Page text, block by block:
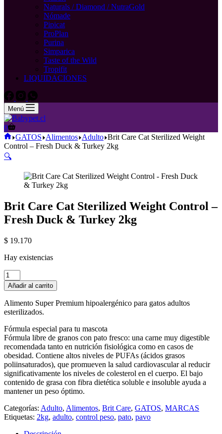
Naturals / Diamond / NutraGold
Nómade
Pipicat
ProPlan
Purina
Simparica
Taste of the Wild
Tropifit
LIQUIDACIONES
Menú
Carro
de
compra
0
Inicio
GATOS Alimentos Adulto Brit Care Cat Sterilized Weight
Control – Fresh Duck & Turkey 2kg
🔍
Brit Care Cat Sterilized Weight Control –
Fresh Duck & Turkey 2kg
$ 19.170
Hay existencias
Brit
Care
Cat
Sterilized
Weight
-
Fresh
Duck
&
Turkey
2kg
cantidad
Añadir al carrito
Alimento Super Premium hipoalergénico para gatos adultos
esterilizados.
Fórmula especial para tu mascota
Fórmula libre de granos con pato fresco: una carne muy digestible
recomendada tanto en nutrición fisiológica como en casos de
obesidad. Contiene altos niveles de PUFAs (ácidos grasos
poliinsaturados), que promueven la salud cardiovascular al reducir
significativamente los niveles de colesterol en el cuerpo. El bajo
contenido de grasa con fibra dietética soluble e insoluble ayuda a
mantener un peso óptimo.
Categorías: Adulto, Alimentos, Brit Care, GATOS, MARCAS
Etiquetas: 2kg, adulto, control peso, pato, pavo